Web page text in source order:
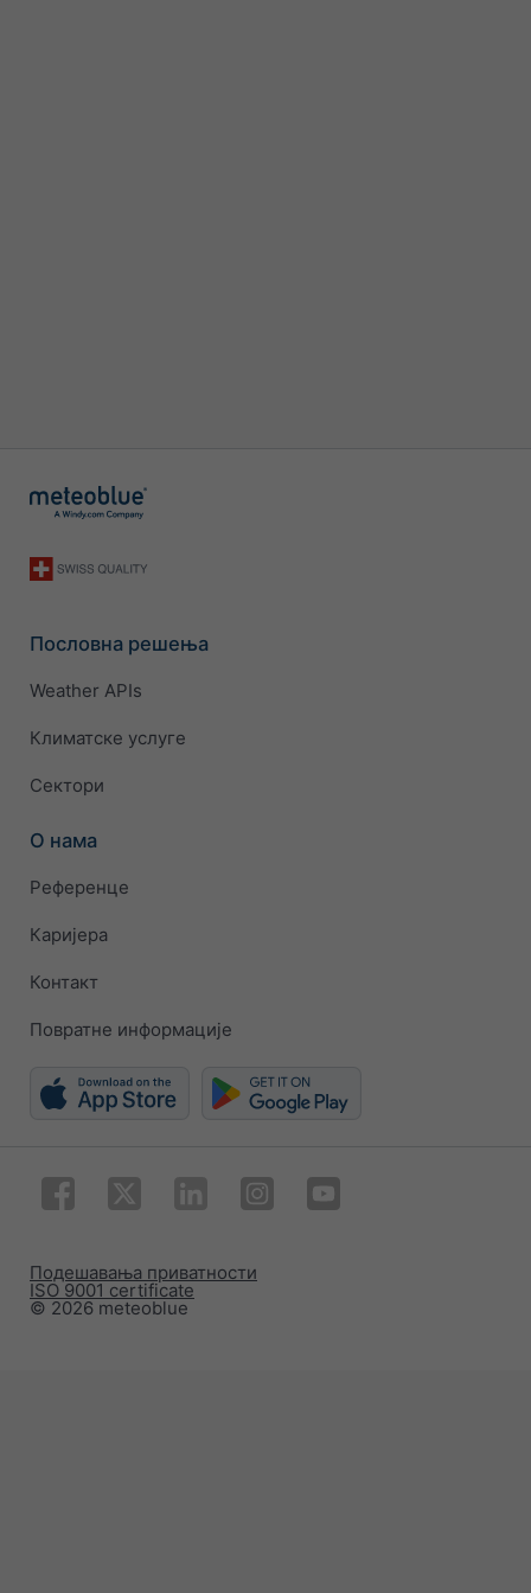
Пословна решења
Weather APIs
Климатске услуге
Сектори
О нама
Референце
Каријера
Контакт
Повратне информације
© 2026 meteoblue
ISO 9001 certificate
Подешавања приватности